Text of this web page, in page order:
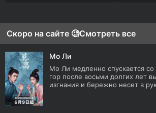
Скоро на сайте 🧐Смотреть все
Мо Ли
Мо Ли медленно спускается со
гор после восьми долгих лет
изгнания и бережно несет в